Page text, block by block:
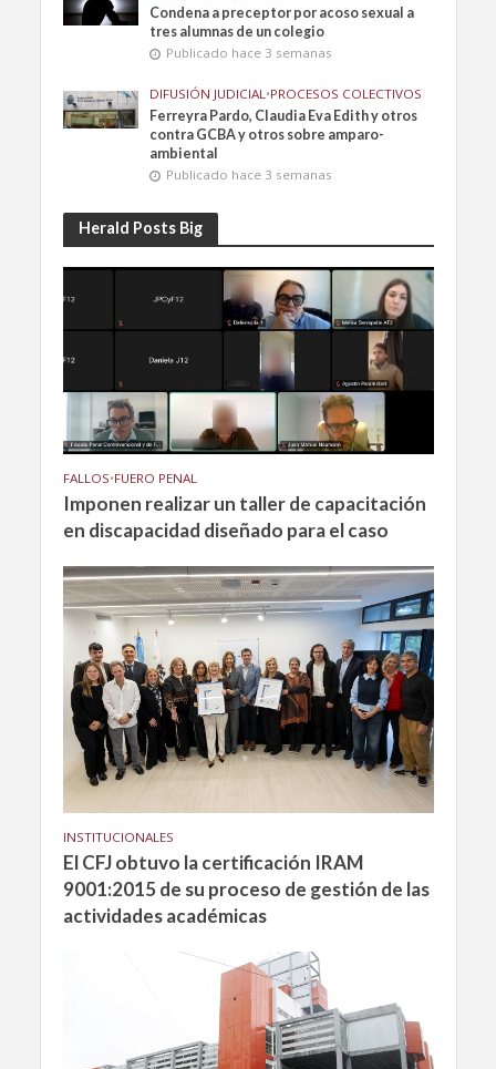
Condena a preceptor por acoso sexual a
tres alumnas de un colegio
Publicado hace 3 semanas
DIFUSIÓN JUDICIAL•PROCESOS COLECTIVOS
Ferreyra Pardo, Claudia Eva Edith y otros
contra GCBA y otros sobre amparo-
ambiental
Publicado hace 3 semanas
Herald Posts Big
FALLOS•FUERO PENAL
Imponen realizar un taller de capacitación
en discapacidad diseñado para el caso
INSTITUCIONALES
El CFJ obtuvo la certificación IRAM
9001:2015 de su proceso de gestión de las
actividades académicas